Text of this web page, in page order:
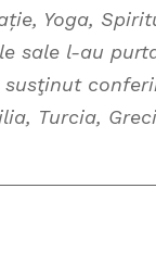
Yoga,
sale l-au
Turcia,